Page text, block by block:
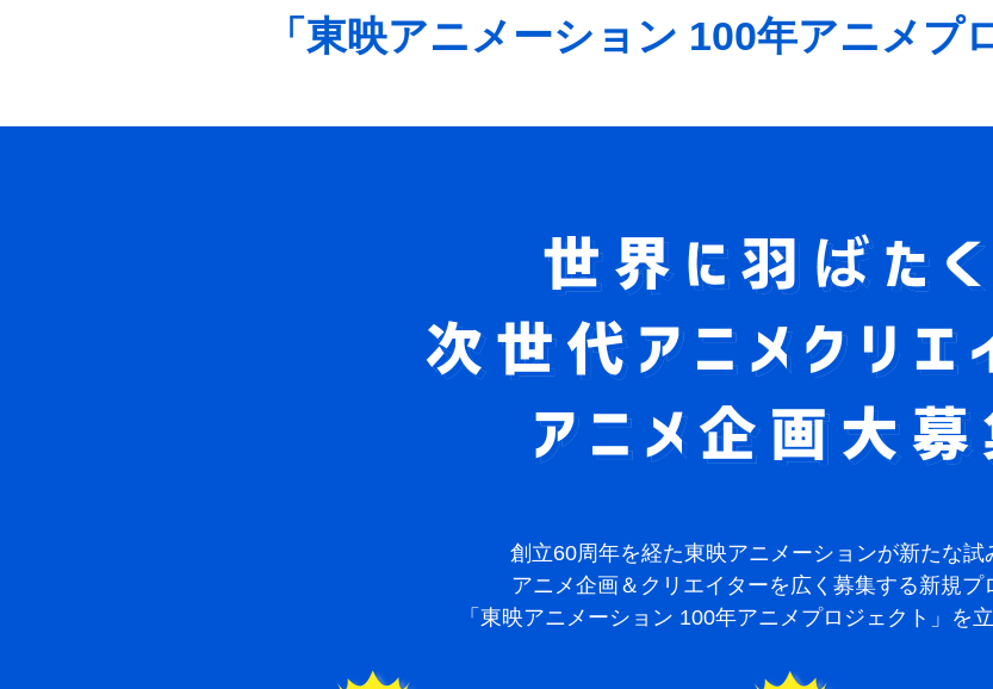
「東映アニメーション 100年アニメプ
創立60周年を経た東映アニメーションが新たな試
アニメ企画＆クリエイターを広く募集する新規プ
「東映アニメーション 100年アニメプロジェクト」 を